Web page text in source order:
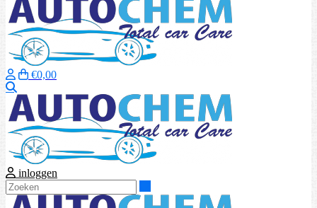
€0,00
inloggen